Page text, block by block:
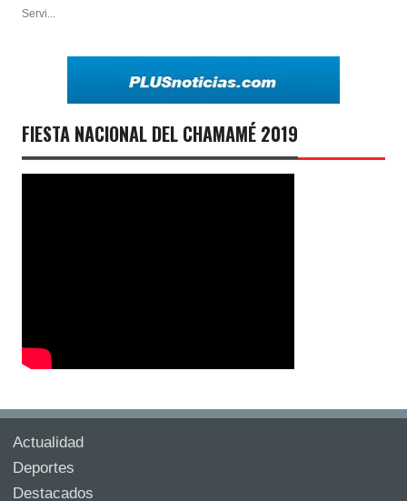
Servi...
FIESTA NACIONAL DEL CHAMAMÉ 2019
Actualidad
Deportes
Destacados